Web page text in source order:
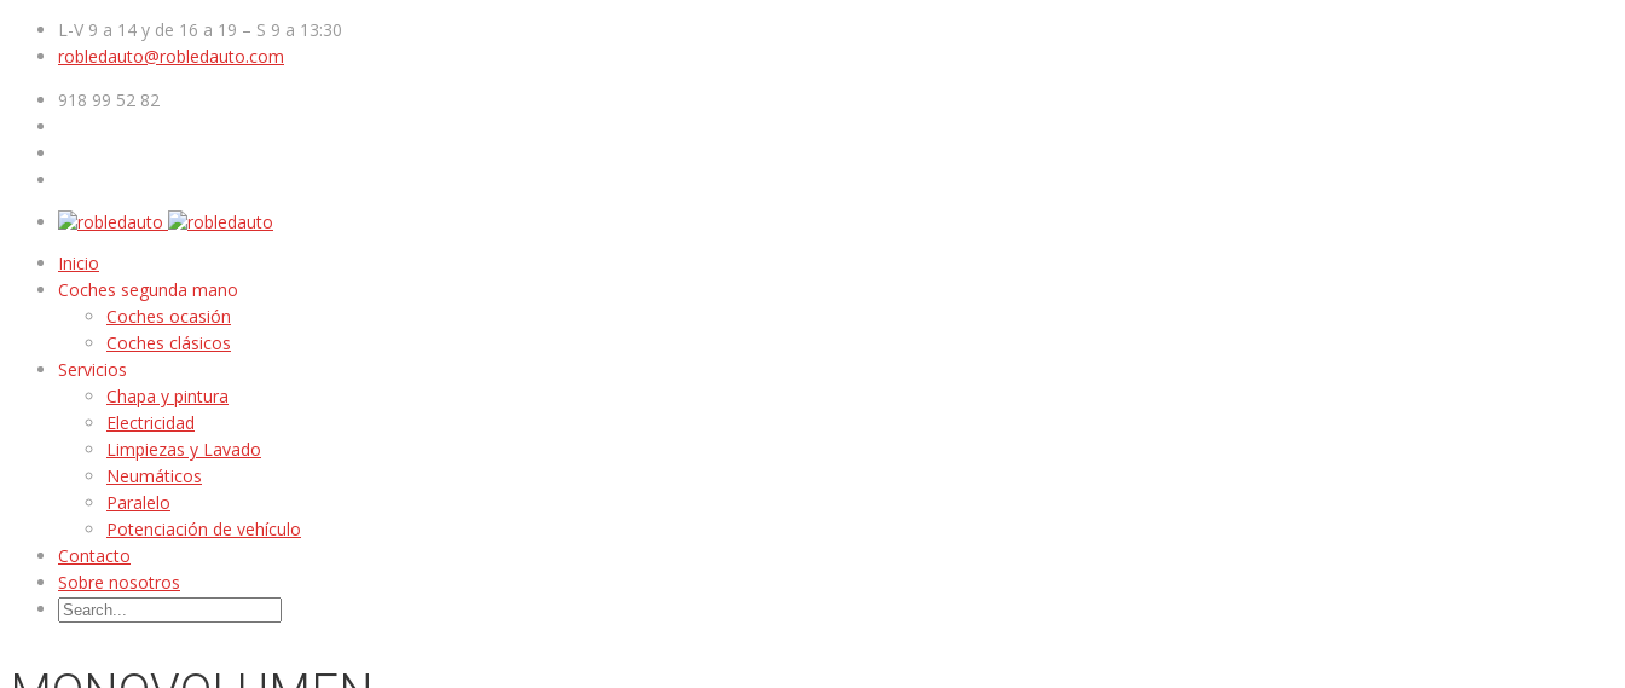
L-V 9 a 14 y de 16 a 19 – S 9 a 13:30
robledauto@robledauto.com
918 99 52 82
Inicio
Coches segunda mano
Coches ocasión
Coches clásicos
Servicios
Chapa y pintura
Electricidad
Limpiezas y Lavado
Neumáticos
Paralelo
Potenciación de vehículo
Contacto
Sobre nosotros